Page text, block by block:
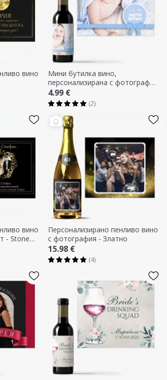
вино
Мини бутилка вино,
персонализирана с фотография
и текст - подарък за кръщене
на момче
4.99 €
(2)
вино
- Stone
Персонализирано пенливо вино
с фотография - Златно
15.98 €
(4)